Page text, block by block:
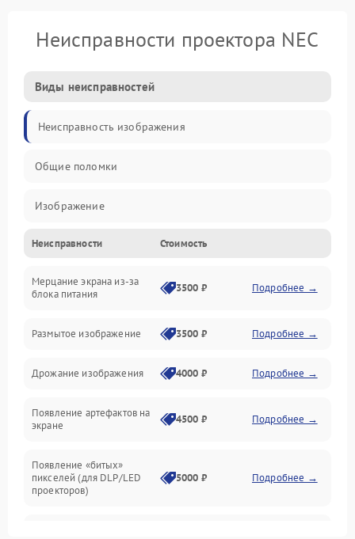
Неисправности проектора NEC
Виды неисправностей
Неисправность изображения
Общие поломки
Изображение
Лампа подсветки
Неисправность управления и интерфейсов
Неисправности Стоимость
Мерцание экрана из-за
блока питания
3500 ₽ Подробнее →
Размытое изображение 3500 ₽ Подробнее →
Дрожание изображения 4000 ₽ Подробнее →
Появление артефактов на
экране
4500 ₽ Подробнее →
Появление «битых»
пикселей (для DLP/LED
проекторов)
5000 ₽ Подробнее →